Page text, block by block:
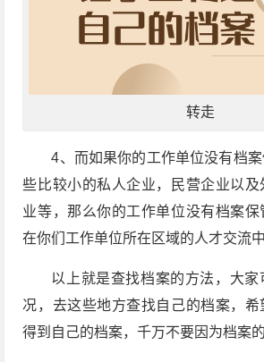
转走
4、而如果你的工作单位没有档
些比较小的私人企业，民营企业以
业等，那么你的工作单位没有档案
在你们工作单位所在区域的人才交流
以上就是查找档案的方法，大
况，去这些地方查找自己的档案，
得到自己的档案，千万不要因为档案